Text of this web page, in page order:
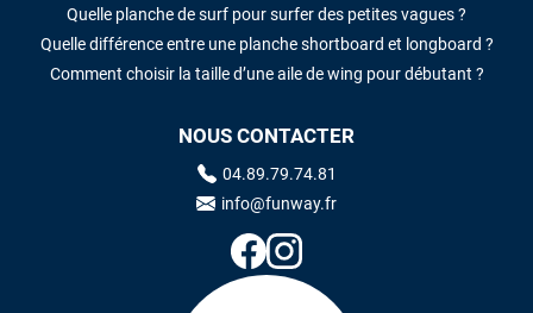
Quelle planche de surf pour surfer des petites vagues ?
Quelle différence entre une planche shortboard et longboard ?
Comment choisir la taille d’une aile de wing pour débutant ?
NOUS CONTACTER
04.89.79.74.81
info@funway.fr